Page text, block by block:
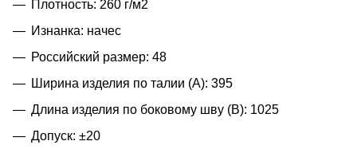
Плотность: 260 г/м2
Изнанка: начес
Российский размер: 48
Ширина изделия по талии (A): 395
Длина изделия по боковому шву (B): 1025
Допуск: ±20